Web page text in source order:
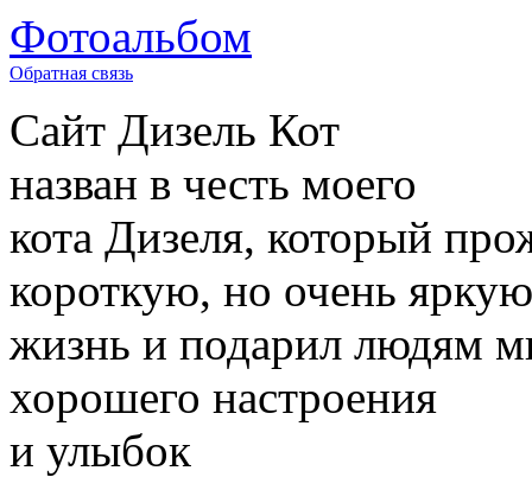
Фотоальбом
Обратная связь
Сайт Дизель Кот
назван в честь моего
кота Дизеля, который
короткую, но очень яркую
жизнь и подарил людям
хорошего настроения
и улыбок